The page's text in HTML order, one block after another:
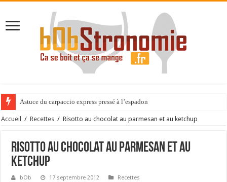
Astuce du carpaccio express pressé à l’espadon
Accueil / Recettes / Risotto au chocolat au parmesan et au ketchup
Risotto au chocolat au parmesan et au
ketchup
bOb 17 septembre 2012
Recettes